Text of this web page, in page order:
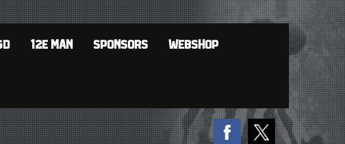
12E MAN SPONSORS WEBSHOP